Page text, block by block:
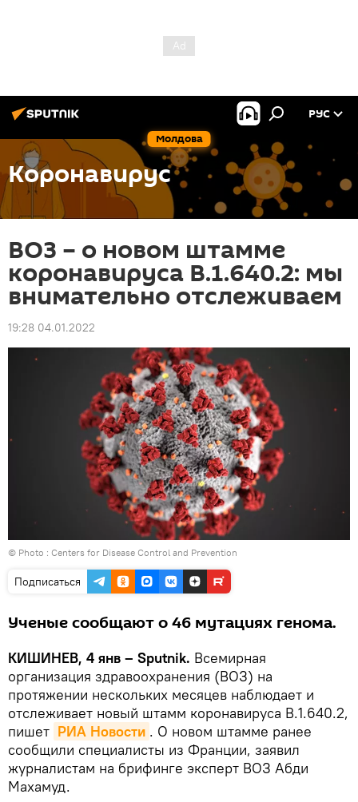
Молдова
РУС
Коронавирус
ВОЗ – о новом штамме
коронавируса B.1.640.2: мы
внимательно отслеживаем
19:28 04.01.2022
© Photo : Centers for Disease Control and Prevention
Подписаться
Ученые сообщают о 46 мутациях генома.
КИШИНЕВ, 4 янв – Sputnik. Всемирная
организация здравоохранения (ВОЗ) на
протяжении нескольких месяцев наблюдает и
отслеживает новый штамм коронавируса B.1.640.2,
пишет РИА Новости . О новом штамме ранее
сообщили специалисты из Франции, заявил
журналистам на брифинге эксперт ВОЗ Абди
Махамуд.